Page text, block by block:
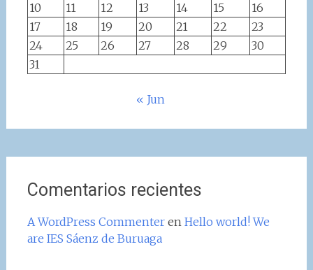
10
11 12 13 14 15
16
17
18 19 20 21 22
23
24
25 26 27 28 29
30
31
« Jun
Comentarios recientes
A WordPress Commenteren Hello world! We
are IES Sáenz de Buruaga